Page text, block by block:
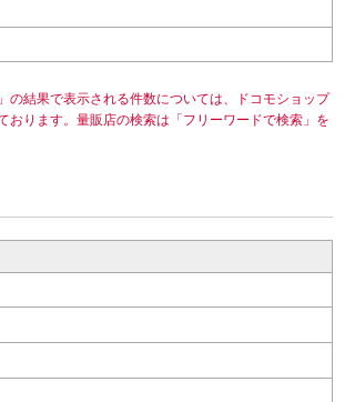
の結果で表示される件数については、ドコモショップ
おります。量販店の検索は「フリーワードで検索」を